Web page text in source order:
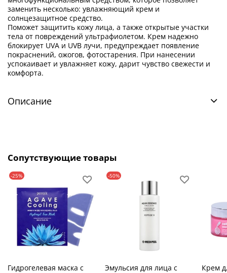
заменить несколько: увлажняющий крем и
солнцезащитное средство.
Поможет защитить кожу лица, а также открытые участки
тела от повреждений ультрафиолетом. Крем надежно
блокирует UVA и UVB лучи, предупреждает появление
покраснений, ожогов, фотостарения. При нанесении
успокаивает и увлажняет кожу, дарит чувство свежести и
комфорта.
Описание
Сопутствующие товары
-25%
Гидрогелевая маска с
-50%
Эмульсия для лица с
Крем